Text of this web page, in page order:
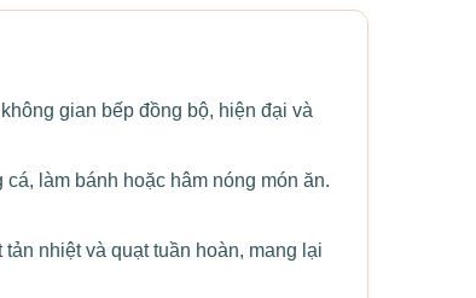
gian bếp đồng bộ, hiện đại và
làm bánh hoặc hâm nóng món ăn.
nhiệt và quạt tuần hoàn, mang lại